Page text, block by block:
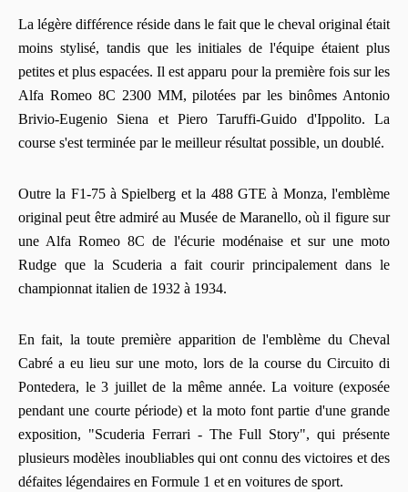
La légère différence réside dans le fait que le cheval original était
moins stylisé, tandis que les initiales de l'équipe étaient plus
petites et plus espacées. Il est apparu pour la première fois sur les
Alfa Romeo 8C 2300 MM, pilotées par les binômes Antonio
Brivio-Eugenio Siena et Piero Taruffi-Guido d'Ippolito. La
course s'est terminée par le meilleur résultat possible, un doublé.
Outre la F1-75 à Spielberg et la 488 GTE à Monza, l'emblème
original peut être admiré au Musée de Maranello, où il figure sur
une Alfa Romeo 8C de l'écurie modénaise et sur une moto
Rudge que la Scuderia a fait courir principalement dans le
championnat italien de 1932 à 1934.
En fait, la toute première apparition de l'emblème du Cheval
Cabré a eu lieu sur une moto, lors de la course du Circuito di
Pontedera, le 3 juillet de la même année. La voiture (exposée
pendant une courte période) et la moto font partie d'une grande
exposition, "Scuderia Ferrari - The Full Story", qui présente
plusieurs modèles inoubliables qui ont connu des victoires et des
défaites légendaires en Formule 1 et en voitures de sport.